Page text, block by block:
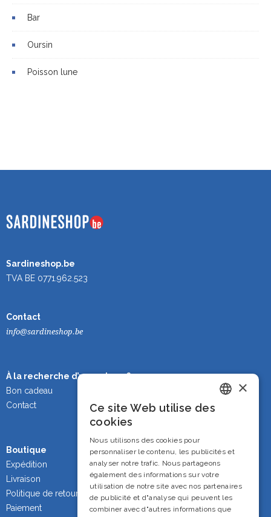
Bar
Oursin
Poisson lune
Sardineshop.be
TVA BE 0771.962.523
Contact
info@sardineshop.be
À la recherche d’un cadeau ?
Bon cadeau
Contact
Boutique
Expédition
Livraison
Politique de retour
Paiement
×
Ce site Web utilise des
cookies
Nous utilisons des cookies pour
personnaliser le contenu, les publicités et
analyser notre trafic. Nous partageons
également des informations sur votre
utilisation de notre site avec nos partenaires
de publicité et d"analyse qui peuvent les
combiner avec d"autres informations que